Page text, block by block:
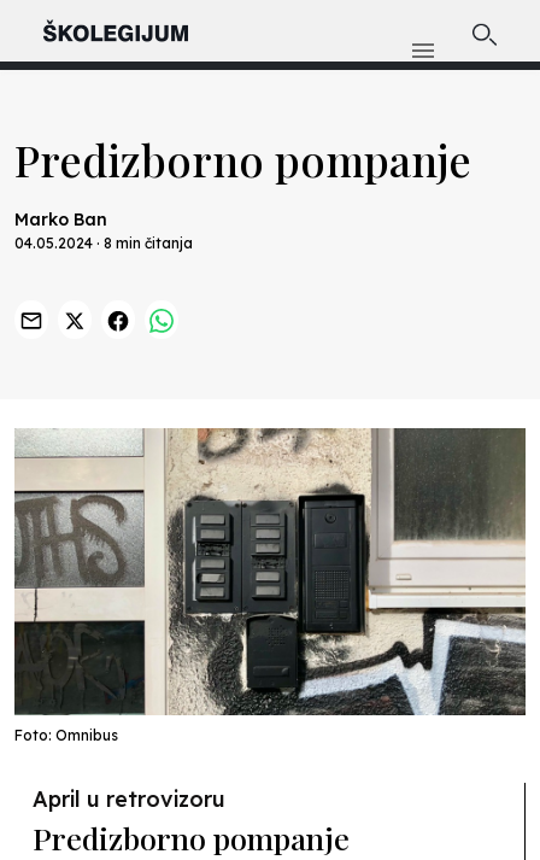
Predizborno pompanje
Marko Ban
04.05.2024 · 8 min čitanja
Foto: Omnibus
April u retrovizoru
Predizborno pompanje